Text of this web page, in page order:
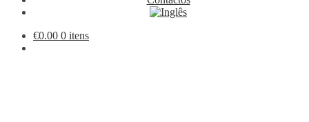
€0.00 0 itens